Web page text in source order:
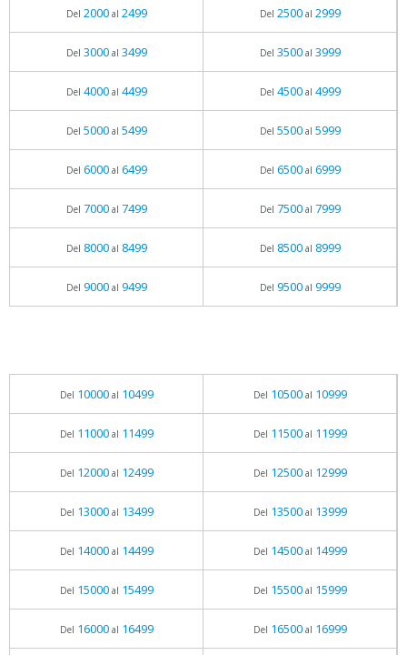
Del 2000al 2499 Del 2500al 2999
Del 3000al 3499 Del 3500al 3999
Del 4000al 4499 Del 4500al 4999
Del 5000al 5499 Del 5500al 5999
Del 6000al 6499 Del 6500al 6999
Del 7000al 7499 Del 7500al 7999
Del 8000al 8499 Del 8500al 8999
Del 9000al 9499 Del 9500al 9999
Del 10000al 10499 Del 10500al 10999
Del 11000al 11499 Del 11500al 11999
Del 12000al 12499 Del 12500al 12999
Del 13000al 13499 Del 13500al 13999
Del 14000al 14499 Del 14500al 14999
Del 15000al 15499 Del 15500al 15999
Del 16000al 16499 Del 16500al 16999